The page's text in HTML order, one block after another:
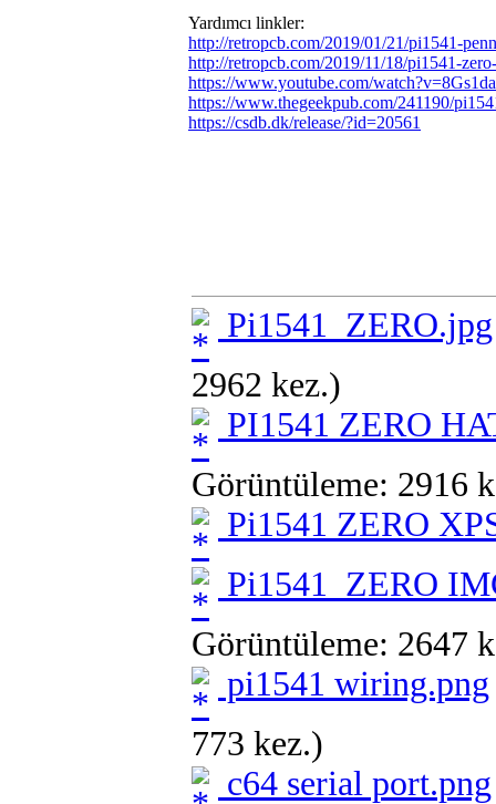
Yardımcı linkler:
http://retropcb.com/2019/01/21/pi1541-
http://retropcb.com/2019/11/18/pi1541-
https://www.youtube.com/
https://www.thegeekpub.com/241190/
https://csdb.dk/release/?id=20561
Pi1541_ZERO.jpg
2962 kez.)
PI1541 ZERO
Görüntüleme: 2916
Pi1541 ZERO
Pi1541_ZERO
Görüntüleme: 2647
pi1541 wiring.png
773 kez.)
c64 serial port.png